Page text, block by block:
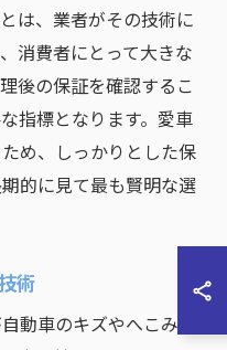
は、業者がその技術に
消費者にとって大きな
後の保証を確認するこ
指標となります。愛車
め、しっかりとした保
的に見て最も賢明な選
術
動車のキズやへこみの